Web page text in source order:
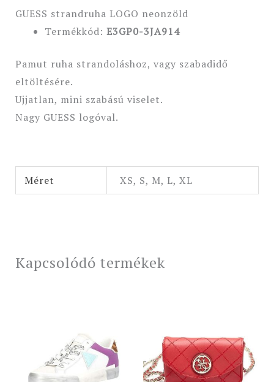
GUESS strandruha LOGO neonzöld
Termékkód: E3GP0-3JA914
Pamut ruha strandoláshoz, vagy szabadidő
eltöltésére.
Ujjatlan, mini szabású viselet.
Nagy GUESS logóval.
Méret XS, S, M, L, XL
Kapcsolódó termékek
990 Ft.
990 Ft.
590 Ft.